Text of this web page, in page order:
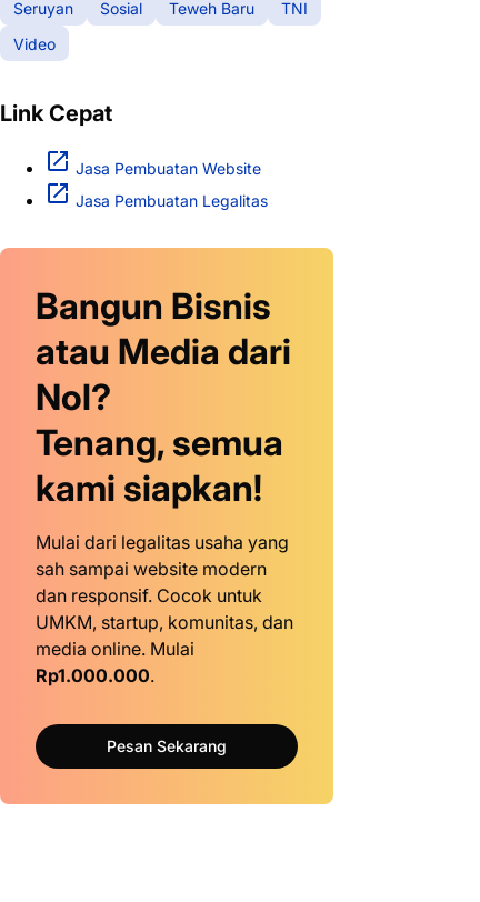
Seruyan
Sosial Teweh Baru
TNI
Video
Link Cepat
Jasa Pembuatan Website
Jasa Pembuatan Legalitas
Bangun Bisnis
atau Media dari
Nol?
Tenang, semua
kami siapkan!
Mulai dari legalitas usaha yang
sah sampai website modern
dan responsif. Cocok untuk
UMKM, startup, komunitas, dan
media online. Mulai
Rp1.000.000.
Pesan Sekarang